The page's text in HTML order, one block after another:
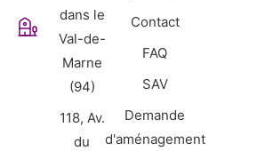
dans le
Val-de-
Marne
(94)
118, Av.
du
Contact
FAQ
SAV
Demande
d'aménagement